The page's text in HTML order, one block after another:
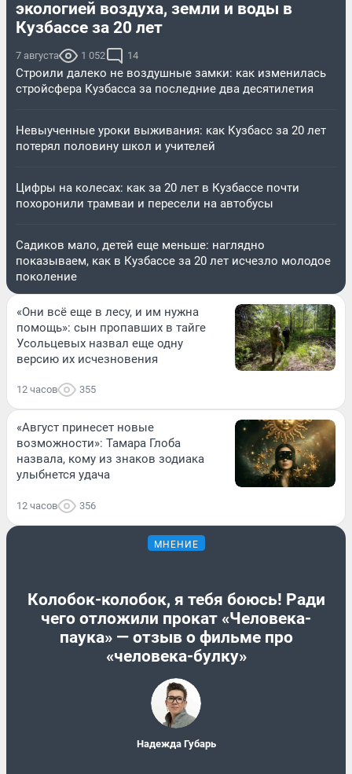
экологией воздуха, земли и воды в
Кузбассе за 20 лет
7 августа 1 052 14
Строили далеко не воздушные замки: как изменилась
стройсфера Кузбасса за последние два десятилетия
Невыученные уроки выживания: как Кузбасс за 20 лет
потерял половину школ и учителей
Цифры на колесах: как за 20 лет в Кузбассе почти
похоронили трамваи и пересели на автобусы
Садиков мало, детей еще меньше: наглядно
показываем, как в Кузбассе за 20 лет исчезло молодое
поколение
«Они всё еще в лесу, и им нужна
помощь»: сын пропавших в тайге
Усольцевых назвал еще одну
версию их исчезновения
12 часов 355
«Август принесет новые
возможности»: Тамара Глоба
назвала, кому из знаков зодиака
улыбнется удача
12 часов 356
МНЕНИЕ
Колобок-колобок, я тебя боюсь! Ради
чего отложили прокат «Человека-
паука» — отзыв о фильме про
«человека-булку»
Надежда Губарь